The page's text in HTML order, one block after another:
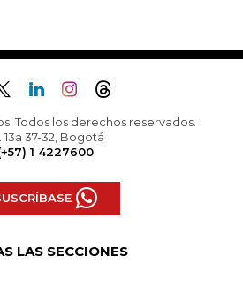
Todos los derechos reservados.
13a 37-32, Bogotá
1 4227600
LAS SECCIONES